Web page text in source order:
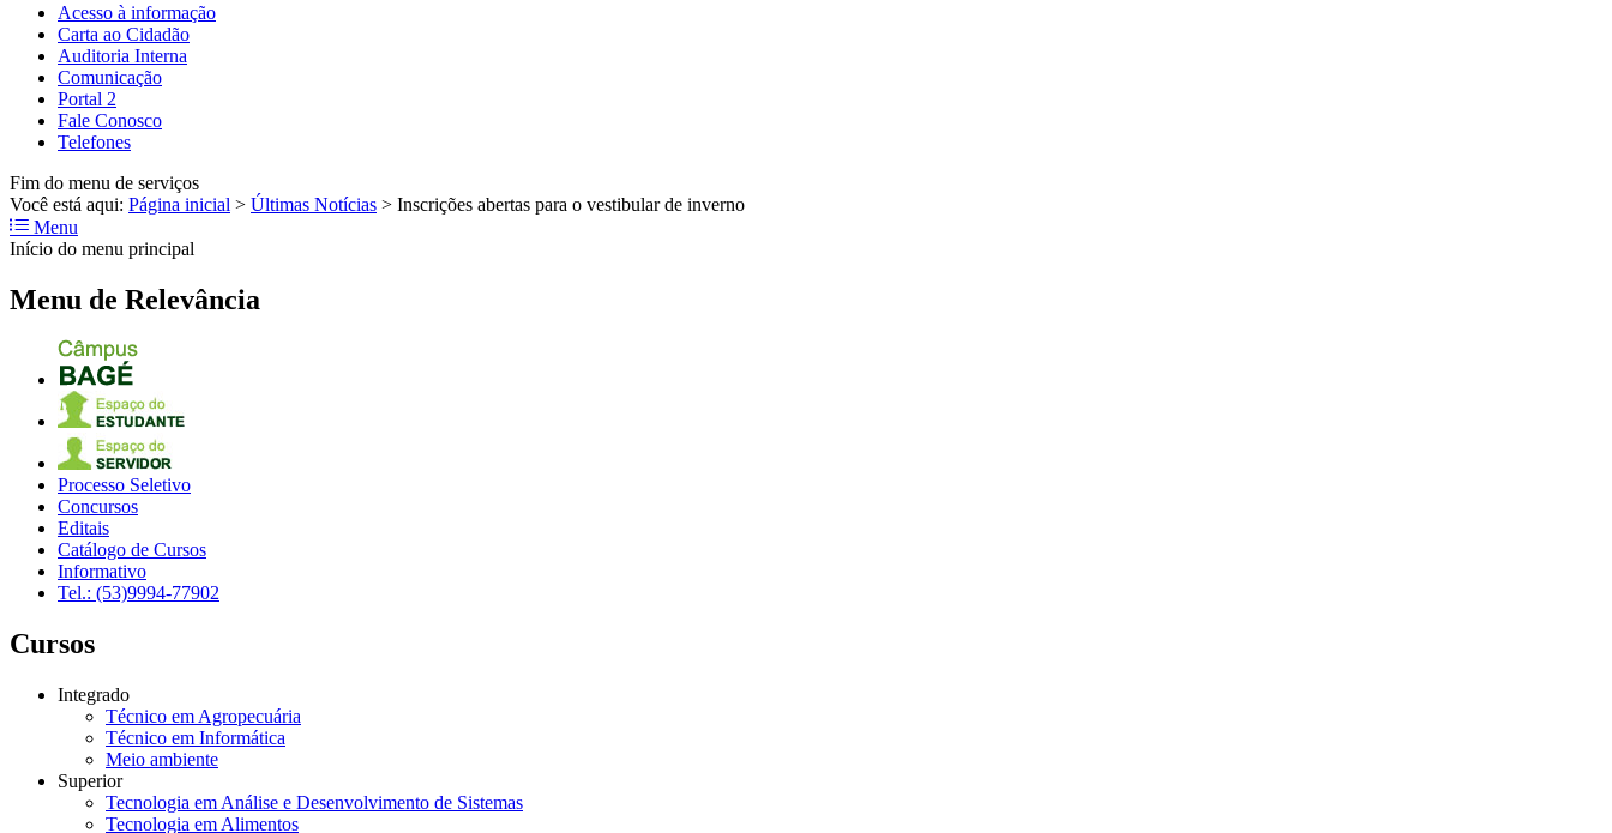
Acesso à informação
Carta ao Cidadão
Auditoria Interna
Comunicação
Portal 2
Fale Conosco
Telefones
Fim do menu de serviços
Você está aqui: Página inicial > Últimas Notícias > Inscrições abertas para o vestibular de inverno
Menu
Início do menu principal
Menu de Relevância
Processo Seletivo
Concursos
Editais
Catálogo de Cursos
Informativo
Tel.: (53)9994-77902
Cursos
Integrado
Técnico em Agropecuária
Técnico em Informática
Meio ambiente
Superior
Tecnologia em Análise e Desenvolvimento de Sistemas
Tecnologia em Alimentos